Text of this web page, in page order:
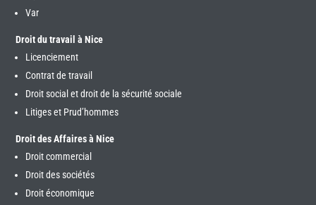
Var
Droit du travail à Nice
Licenciement
Contrat de travail
Droit social et droit de la sécurité sociale
Litiges et Prud’hommes
Droit des Affaires à Nice
Droit commercial
Droit des sociétés
Droit économique